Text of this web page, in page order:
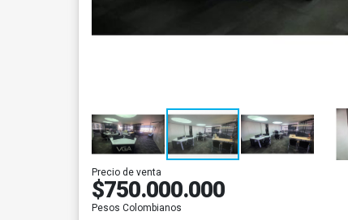
Precio de venta
$750.000.000
Pesos Colombianos